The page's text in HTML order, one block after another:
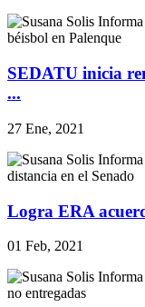
SEDATU inicia
...
27 Ene, 2021
Logra ERA
01 Feb, 2021